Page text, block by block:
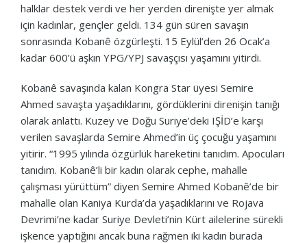
halklar destek verdi ve her yerden direnişte yer almak
için kadınlar, gençler geldi. 134 gün süren savaşın
sonrasında Kobanê özgürleşti. 15 Eylül’den 26 Ocak’a
kadar 600’ü aşkın YPG/YPJ savaşçısı yaşamını yitirdi.
Kobanê savaşında kalan Kongra Star üyesi Semire
Ahmed savaşta yaşadıklarını, gördüklerini direnişin tanığı
olarak anlattı. Kuzey ve Doğu Suriye’deki IŞİD’e karşı
verilen savaşlarda Semire Ahmed’in üç çocuğu yaşamını
yitirir. “1995 yılında özgürlük hareketini tanıdım. Apocuları
tanıdım. Kobanê’li bir kadın olarak cephe, mahalle
çalışması yürüttüm” diyen Semire Ahmed Kobanê’de bir
mahalle olan Kaniya Kurda’da yaşadıklarını ve Rojava
Devrimi’ne kadar Suriye Devleti’nin Kürt ailelerine sürekli
işkence yaptığını ancak buna rağmen iki kadın burada